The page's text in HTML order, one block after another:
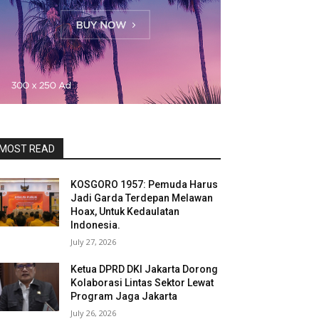
READ
KOSGORO 1957: Pemuda Harus
Jadi Garda Terdepan Melawan
Hoax, Untuk Kedaulatan
Indonesia.
July 27, 2026
Ketua DPRD DKI Jakarta Dorong
Kolaborasi Lintas Sektor Lewat
Program Jaga Jakarta
July 26, 2026